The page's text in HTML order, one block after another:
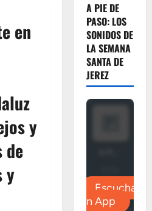
en
y
de
y
A PIE DE
PASO: LOS
SONIDOS DE
LA SEMANA
SANTA DE
JEREZ